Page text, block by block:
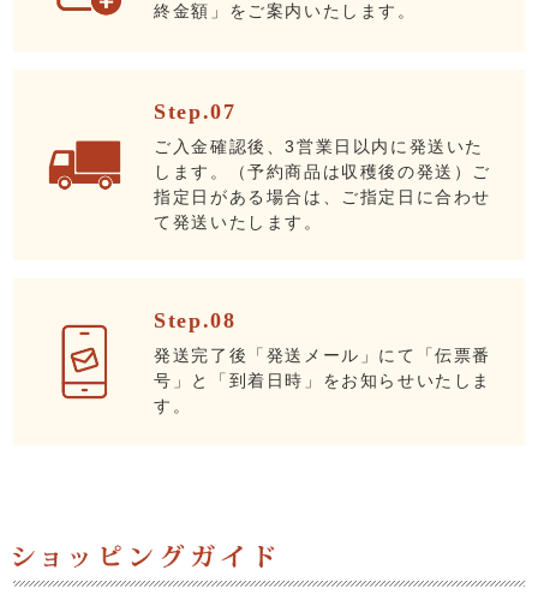
終金額」をご案内いたします。
Step.07
ご入金確認後、3営業日以内に発送いた
します。（予約商品は収穫後の発送）ご
指定日がある場合は、ご指定日に合わせ
て発送いたします。
Step.08
発送完了後「発送メール」にて「伝票番
号」と「到着日時」をお知らせいたしま
す。